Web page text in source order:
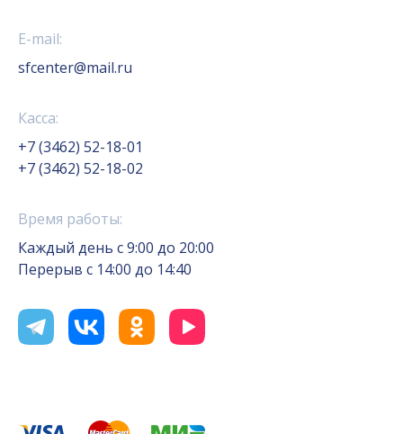
E-mail:
sfcenter@mail.ru
Касса:
+7 (3462) 52-18-01
+7 (3462) 52-18-02
Время работы:
Каждый день с 9:00 до 20:00
Перерыв с 14:00 до 14:40